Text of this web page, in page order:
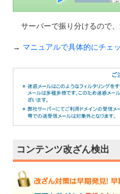
サーバーで振り分けるので
→ マニュアルで具体的にチェ
コンテンツ改ざん検出